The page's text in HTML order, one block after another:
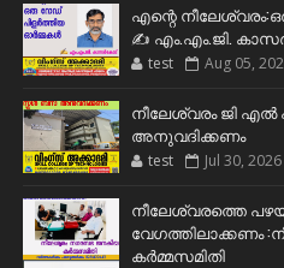
എന്റെ
✍️ എം.എം.ജി.
test Aug 05,
നീലേശ്വരം ജി
അനുവദിക്കണം
test Jul 30, 2026
നീലേശ്വരത്തെ
വേഗത്തിലാക്കണം
കർമ്മസമിതി